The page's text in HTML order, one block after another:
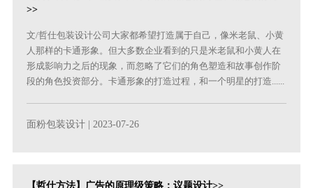
>>
文/哲仕包装设计公司大家都希望打造属于自己，像米老鼠、小黄
人那样的卡通形象。但大多数企业看到的只是米老鼠和小黄人在
形成影响力之后的现象，而忽略了它们的角色塑造和故事创作阶
段的角色投资部分。卡通形象的打造过程，和一个明星的打造......
面粉包装设计 | 2023-07-26
【哲仕方法】广告的原理级策略：议题设计>>